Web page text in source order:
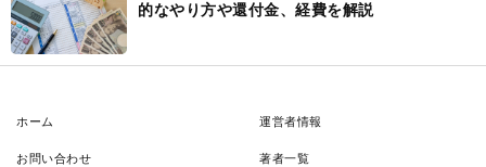
的なやり方や還付金、経費を解説
ホーム 運営者情報
お問い合わせ 著者一覧